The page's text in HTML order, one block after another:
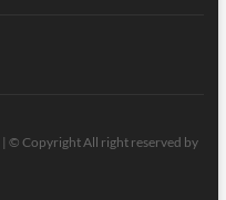
| © Copyright All right reserved by